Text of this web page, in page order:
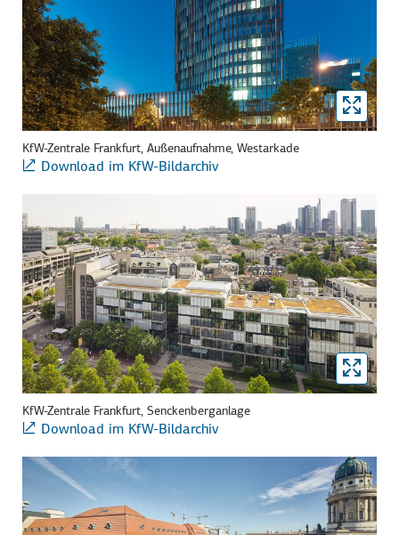
KfW-Zentrale Frankfurt, Außenaufnahme, Westarkade
Download im KfW-Bildarchiv
KfW-Zentrale Frankfurt, Senckenberganlage
Download im KfW-Bildarchiv